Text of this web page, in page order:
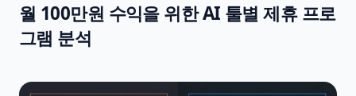
월 100만원 수익을 위한 AI 툴별 제휴 프로
그램 분석